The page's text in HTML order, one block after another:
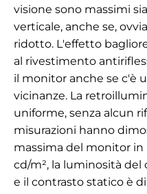
visione sono massimi
verticale, anche se,
ridotto. L'effetto
al rivestimento
il monitor anche se c'è
vicinanze. La
uniforme, senza alcun
misurazioni hanno
massima del monitor in
cd/m², la luminosità del
e il contrasto statico è di